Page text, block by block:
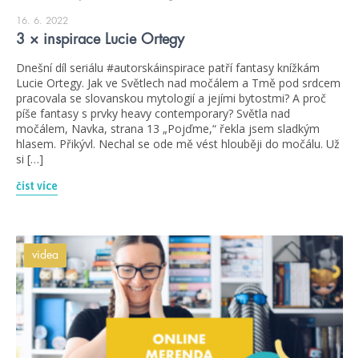
16. 6. 2022
3 × inspirace Lucie Ortegy
Dnešní díl seriálu #autorskáinspirace patří fantasy knížkám
Lucie Ortegy. Jak ve Světlech nad močálem a Tmě pod srdcem
pracovala se slovanskou mytologií a jejími bytostmi? A proč
píše fantasy s prvky heavy contemporary? Světla nad
močálem, Navka, strana 13 „Pojďme,“ řekla jsem sladkým
hlasem. Přikývl. Nechal se ode mě vést hlouběji do močálu. Už
si […]
číst více
videa